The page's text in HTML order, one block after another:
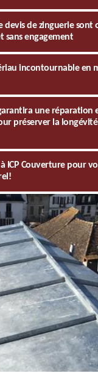
devis de zinguerie sont
sans engagement
incontournable en
une réparation
préserver la
ICP Couverture pour